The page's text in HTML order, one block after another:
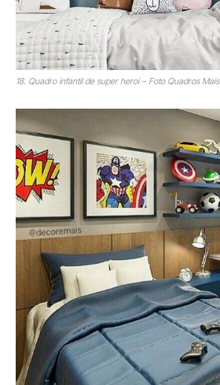
18. Quadro infantil de super heroi – Foto Quadros Mais